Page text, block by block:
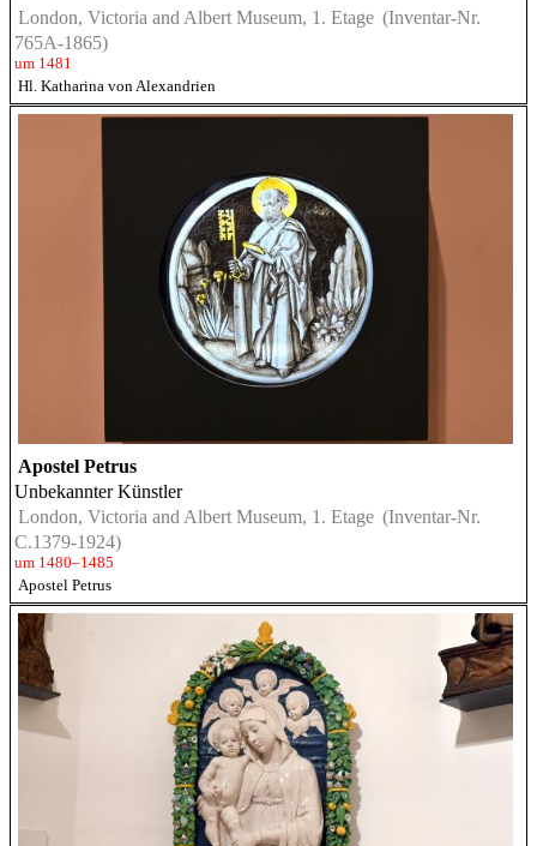
London, Victoria and Albert Museum, 1. Etage (Inventar-Nr.
765A-1865)
um 1481
Hl. Katharina von Alexandrien
Apostel Petrus
Unbekannter Künstler
London, Victoria and Albert Museum, 1. Etage (Inventar-Nr.
C.1379-1924)
um 1480–1485
Apostel Petrus